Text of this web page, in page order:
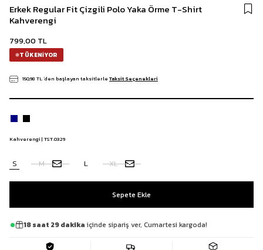
Erkek Regular Fit Çizgili Polo Yaka Örme T-Shirt
Kahverengi
799,00 TL
TÜKENIYOR
150,98 TL`den başlayan taksitlerle Taksit Seçenekleri
Kahverengi | TST.0329
S M L XL
18 saat 29 dakika içinde sipariş ver, Cumartesi kargoda!